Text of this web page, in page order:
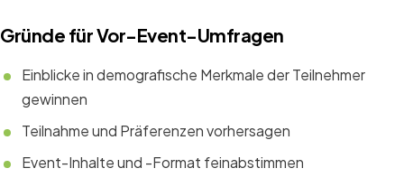
Gründe für Vor-Event-Umfragen
Einblicke in demografische Merkmale der Teilnehmer
gewinnen
Teilnahme und Präferenzen vorhersagen
Event-Inhalte und -Format feinabstimmen